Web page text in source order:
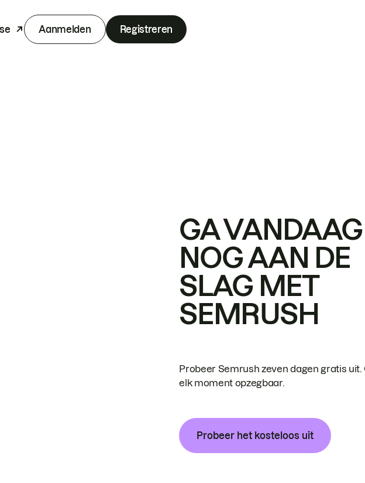
Aanmelden Registreren
GA VANDAAG
NOG AAN DE
SLAG MET
SEMRUSH
Probeer Semrush zeven dagen gratis uit.
elk moment opzegbaar.
Probeer het kosteloos uit